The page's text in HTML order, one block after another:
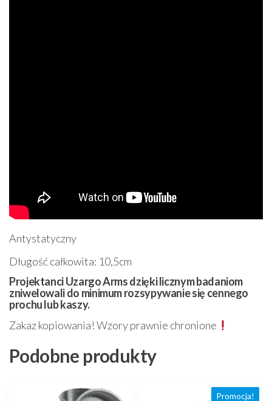
Antystatyczny
Długość całkowita: 10,5cm
Projektanci Uzargo Arms dzięki licznym badaniom
zniwelowali do minimum rozsypywanie się cennego
prochu lub kaszy.
Zakaz kopiowania! Wzory prawnie chronione
Podobne produkty
Promocja!